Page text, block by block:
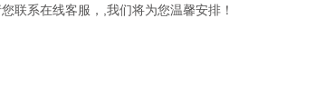
联系在线客服，,我们将为您温馨安排！